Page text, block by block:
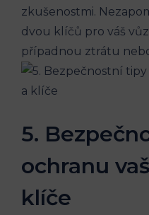
zkušenostmi.
dvou klíčů pro váš
případnou‌ ztrátu
5.
⁤ochranu
klíče